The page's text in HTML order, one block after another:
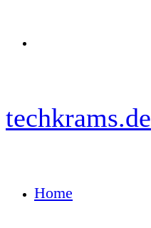
techkrams.de
Home